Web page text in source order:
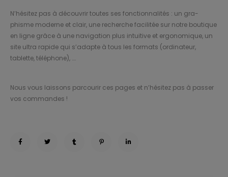
N’hé­si­tez pas à décou­vrir toutes ses fonc­tion­na­li­tés : un gra­
phisme moderne et clair, une recherche faci­li­tée sur notre bou­tique
en ligne grâce à une navi­ga­tion plus intui­tive et ergo­no­mique, un
site ultra rapide qui s’adapte à tous les for­mats (ordi­na­teur,
tablette, télé­phone), ….
Nous vous lais­sons par­cou­rir ces pages et n’hé­si­tez pas à pas­ser
vos com­mandes !